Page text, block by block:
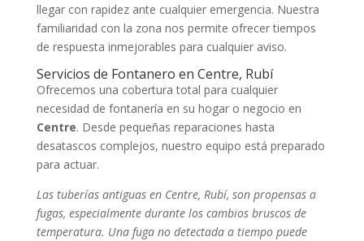
llegar con rapidez ante cualquier emergencia. Nuestra
familiaridad con la zona nos permite ofrecer tiempos
de respuesta inmejorables para cualquier aviso.
Servicios de Fontanero en Centre, Rubí
Ofrecemos una cobertura total para cualquier
necesidad de fontanería en su hogar o negocio en
Centre. Desde pequeñas reparaciones hasta
desatascos complejos, nuestro equipo está preparado
para actuar.
Las tuberías antiguas en Centre, Rubí, son propensas a
fugas, especialmente durante los cambios bruscos de
temperatura. Una fuga no detectada a tiempo puede